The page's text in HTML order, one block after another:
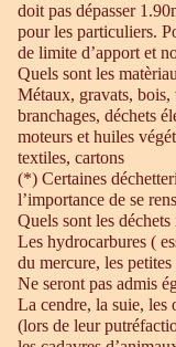
doit pas dépasser
pour les particuliers.
de limite d’apport et
Quels sont les
Métaux, gravats, bois,
branchages, déchets
moteurs et huiles
textiles, cartons
(*) Certaines
l’importance de se
Quels sont les
Les hydrocarbures (
du mercure, les
Ne seront pas admis
La cendre, la suie, les
(lors de leur